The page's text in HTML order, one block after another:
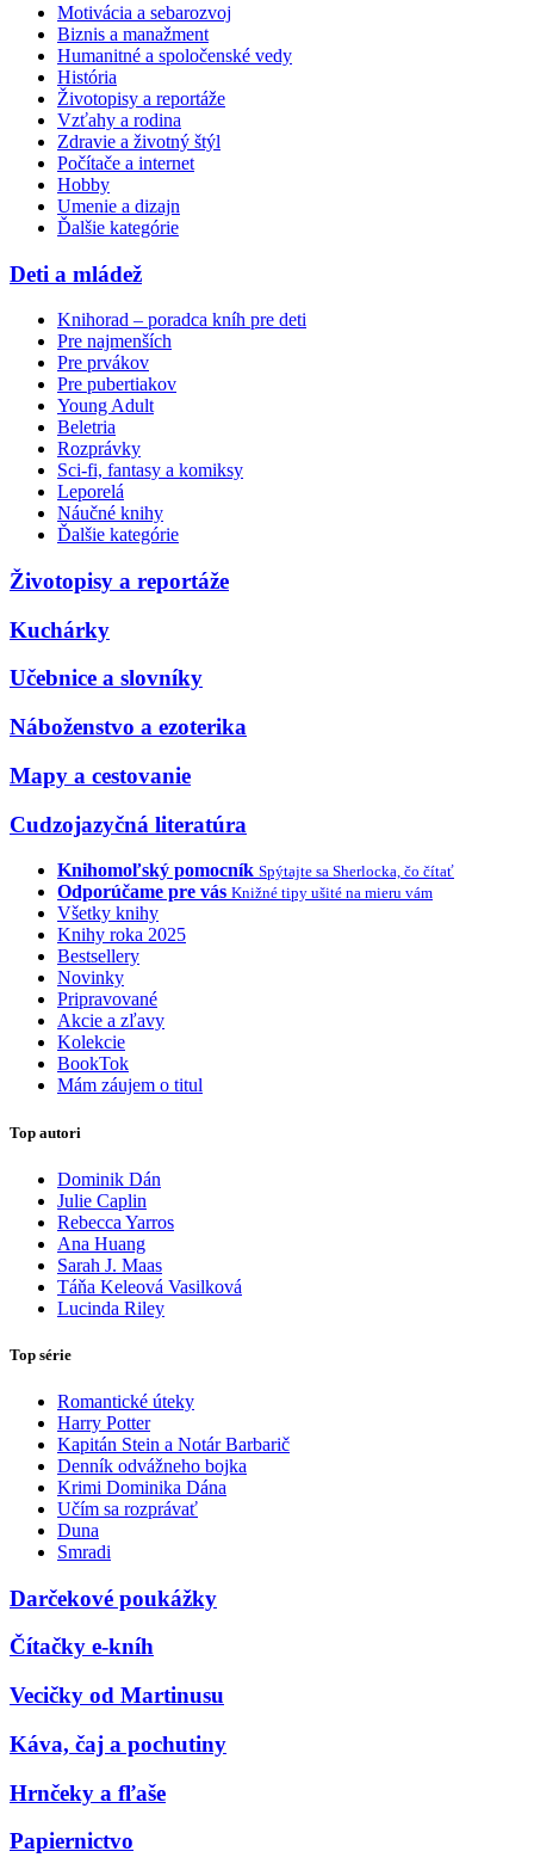
Motivácia a sebarozvoj
Biznis a manažment
Humanitné a spoločenské vedy
História
Životopisy a reportáže
Vzťahy a rodina
Zdravie a životný štýl
Počítače a internet
Hobby
Umenie a dizajn
Ďalšie kategórie
Deti a mládež
Knihorad – poradca kníh pre deti
Pre najmenších
Pre prvákov
Pre pubertiakov
Young Adult
Beletria
Rozprávky
Sci-fi, fantasy a komiksy
Leporelá
Náučné knihy
Ďalšie kategórie
Životopisy a reportáže
Kuchárky
Učebnice a slovníky
Náboženstvo a ezoterika
Mapy a cestovanie
Cudzojazyčná literatúra
Knihomoľský pomocník Spýtajte sa Sherlocka, čo čítať
Odporúčame pre vás Knižné tipy ušité na mieru vám
Všetky knihy
Knihy roka 2025
Bestsellery
Novinky
Pripravované
Akcie a zľavy
Kolekcie
BookTok
Mám záujem o titul
Top autori
Dominik Dán
Julie Caplin
Rebecca Yarros
Ana Huang
Sarah J. Maas
Táňa Keleová Vasilková
Lucinda Riley
Top série
Romantické úteky
Harry Potter
Kapitán Stein a Notár Barbarič
Denník odvážneho bojka
Krimi Dominika Dána
Učím sa rozprávať
Duna
Smradi
Darčekové poukážky
Čítačky e-kníh
Vecičky od Martinusu
Káva, čaj a pochutiny
Hrnčeky a fľaše
Papiernictvo